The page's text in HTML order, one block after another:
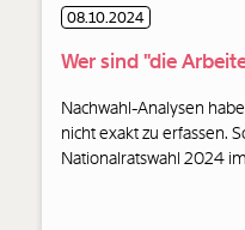
08.10.2024
Wer sind "die
Nachwahl-Analysen
nicht exakt zu erfassen.
Nationalratswahl 2024
Arbeiter” heute die FPÖ